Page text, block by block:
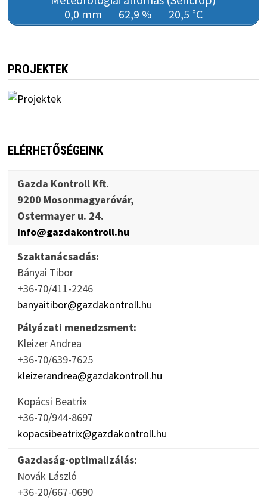
0,0 mm
62,9 % 20,5 °C
PROJEKTEK
ELÉRHETŐSÉGEINK
Gazda Kontroll Kft.
9200 Mosonmagyaróvár,
Ostermayer u. 24.
info@gazdakontroll.hu
Szaktanácsadás:
Bányai Tibor
+36-70/411-2246
banyaitibor@gazdakontroll.hu
Pályázati menedzsment:
Kleizer Andrea
+36-70/639-7625
kleizerandrea@gazdakontroll.hu
Kopácsi Beatrix
+36-70/944-8697
kopacsibeatrix@gazdakontroll.hu
Gazdaság-optimalizálás:
Novák László
+36-20/667-0690